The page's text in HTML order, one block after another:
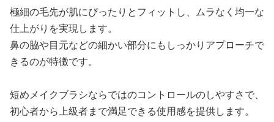
極細の毛先が肌にぴったりとフィットし、ムラなく均一な
仕上がりを実現します。
鼻の脇や目元などの細かい部分にもしっかりアプローチで
きるのが特徴です。
短めメイクブラシならではのコントロールのしやすさで、
初心者から上級者まで満足できる使用感を提供します。